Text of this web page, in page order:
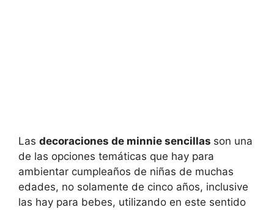
Las decoraciones de minnie sencillas son una
de las opciones temáticas que hay para
ambientar cumpleaños de niñas de muchas
edades, no solamente de cinco años, inclusive
las hay para bebes, utilizando en este sentido